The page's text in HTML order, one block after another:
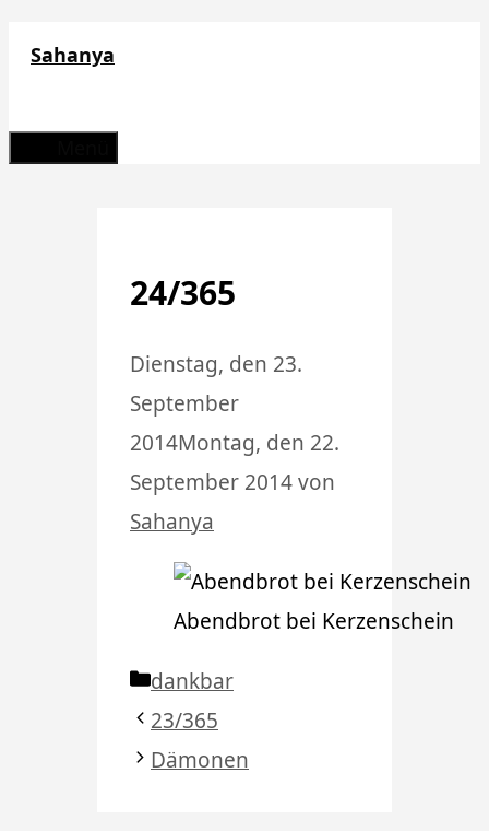
Sahanya
24/365
Dienstag, den 23.
September
2014Montag, den 22.
September 2014von
Sahanya
Abendbrot bei Kerzenschein
Kategorien
dankbar
23/365
Dämonen